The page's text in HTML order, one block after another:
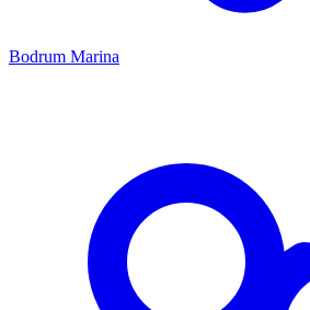
Bodrum Marina